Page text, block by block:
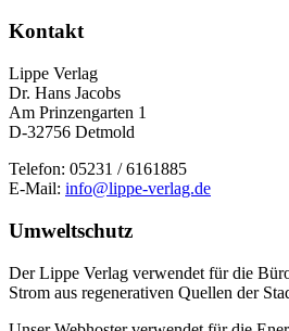
Kontakt
Lippe Verlag
Dr. Hans Jacobs
Am Prinzengarten 1
D-32756 Detmold
Telefon: 05231 / 6161885
E-Mail: info@lippe-verlag.de
Umweltschutz
Der Lippe Verlag verwendet für die
Strom aus regenerativen Quellen der